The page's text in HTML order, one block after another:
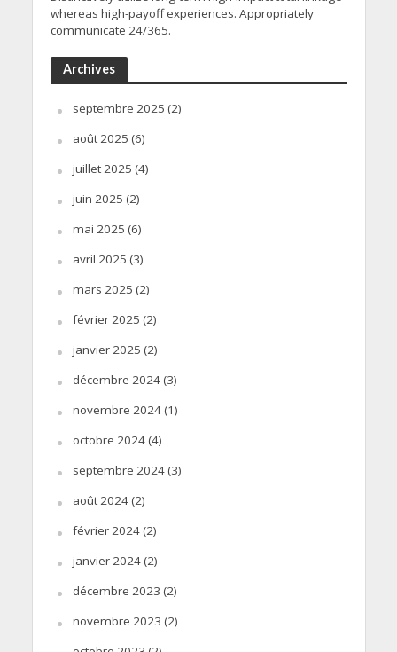
whereas high-payoff experiences. Appropriately
communicate 24/365.
Archives
septembre 2025 (2)
août 2025 (6)
juillet 2025 (4)
juin 2025 (2)
mai 2025 (6)
avril 2025 (3)
mars 2025 (2)
février 2025 (2)
janvier 2025 (2)
décembre 2024(3)
novembre 2024(1)
octobre 2024(4)
septembre 2024(3)
août 2024(2)
février 2024(2)
janvier 2024(2)
décembre 2023 (2)
novembre 2023 (2)